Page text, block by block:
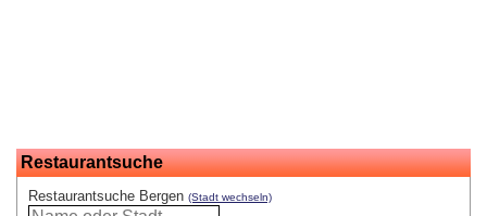
Restaurantsuche
Restaurantsuche Bergen (Stadt wechseln)